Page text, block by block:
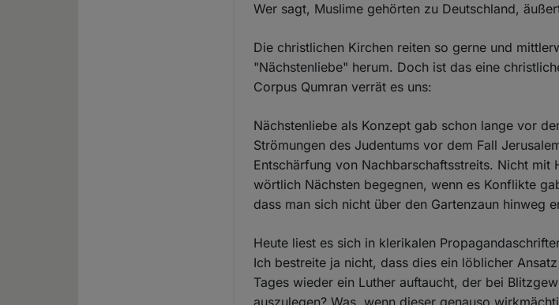
Wer sagt, Muslime gehörten zu Deutschland,
Die christlichen Kirchen reiten so gerne und
"Nächstenliebe" herum. Doch ist das eine
Corpus Qumran verrät es uns:
Nächstenliebe als Konzept gab schon lange vor
Strömungen des Judentums vor dem Fall
Entschärfung von Nachbarschaftsstreits. Nicht mit
wörtlich Nächsten begegnen, wenn es Konflikte
dass man sich nicht über den Gartenzaun hinweg
Heute liest es sich in klerikalen
Ich bestreite ja nicht, dass dies ein löblicher
Tages wieder ein Luther auftaucht, der bei